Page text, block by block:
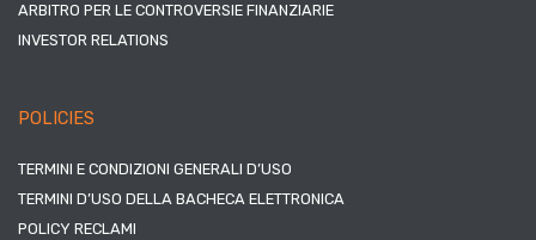
ARBITRO PER LE CONTROVERSIE FINANZIARIE
INVESTOR RELATIONS
POLICIES
TERMINI E CONDIZIONI GENERALI D’USO
TERMINI D’USO DELLA BACHECA ELETTRONICA
POLICY RECLAMI